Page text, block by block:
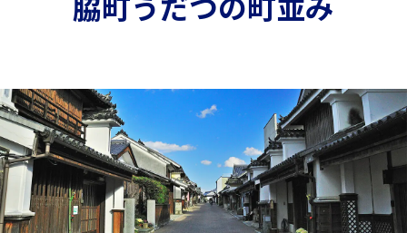
おすすめの旅
行き先
旅のお役立ち情報